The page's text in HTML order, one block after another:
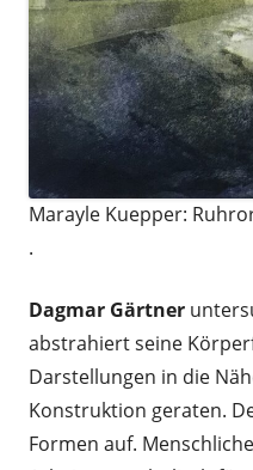
Marayle Kuepper:
.
Dagmar Gärtner
abstrahiert seine
Darstellungen in die
Konstruktion geraten.
Formen auf.